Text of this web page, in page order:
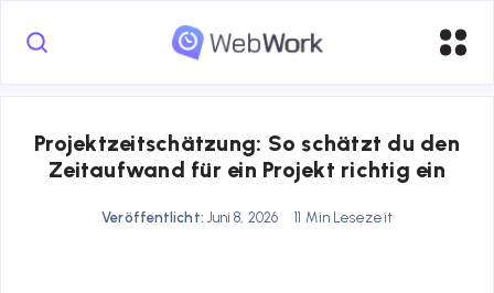
Projektzeitschätzung: So schätzt du den
Zeitaufwand für ein Projekt richtig ein
Veröffentlicht: Juni 8, 2026 11 Min Lesezeit